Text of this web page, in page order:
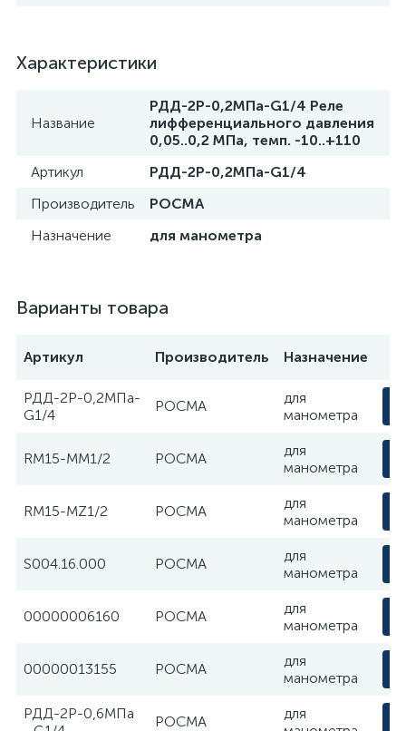
Характеристики
Название
РДД-2Р-0,2МПа-G1/4 Реле
лифференциального давления
0,05..0,2 МПа, темп. -10..+110
Артикул
РДД-2Р-0,2МПа-G1/4
Производитель
РОСМА
Назначение
для манометра
Варианты товара
Артикул Производитель Назначение
РДД-2Р-0,2МПа-
G1/4
РОСМА
для
манометра
RM15-MM1/2 РОСМА
для
манометра
RM15-MZ1/2 РОСМА
для
манометра
S004.16.000 РОСМА
для
манометра
00000006160 РОСМА
для
манометра
00000013155 РОСМА
для
манометра
РДД-2Р-0,6МПа
РОСМА
для